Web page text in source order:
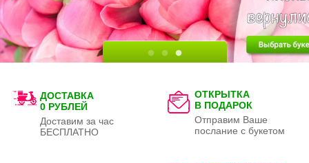
ДОСТАВКА
0 РУБЛЕЙ
Доставим за час
БЕСПЛАТНО
ОТКРЫТКА
В ПОДАРОК
Отправим Ваше
послание с букетом